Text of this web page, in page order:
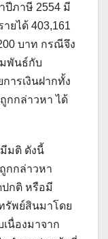
ปีภาษี 2554 มี
ยได้ 403,161
บาท กรณีจึง
พันธ์กับ
ารเงินฝากทั้ง
กกล่าวหา ได้
มติ ดังนี้
กกล่าวหา
ปกติ หรือมี
รัพย์สินมาโดย
นื่องมาจาก